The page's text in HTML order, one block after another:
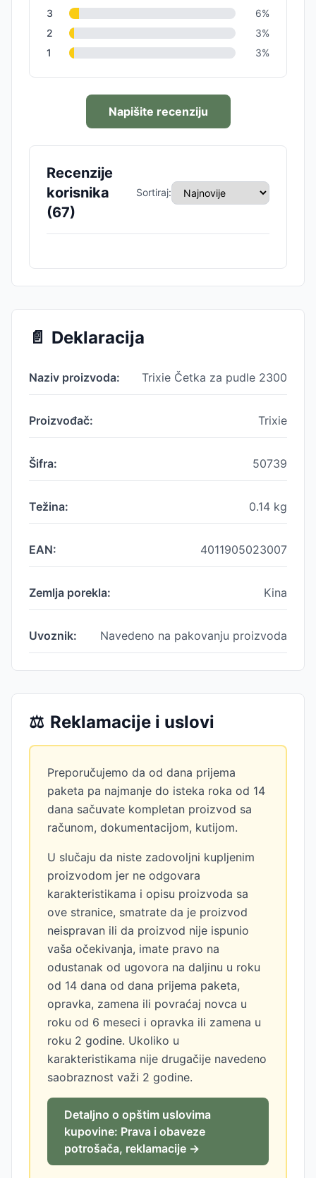
3
6%
2
3%
1
3%
Napišite recenziju
Recenzije
korisnika
(67)
Sortiraj:
📄 Deklaracija
Naziv proizvoda: Trixie Četka za pudle 2300
Proizvođač: Trixie
Šifra: 50739
Težina: 0.14 kg
EAN: 4011905023007
Zemlja porekla: Kina
Uvoznik: Navedeno na pakovanju proizvoda
⚖️ Reklamacije i uslovi
Preporučujemo da od dana prijema
paketa pa najmanje do isteka roka od 14
dana sačuvate kompletan proizvod sa
računom, dokumentacijom, kutijom.
U slučaju da niste zadovoljni kupljenim
proizvodom jer ne odgovara
karakteristikama i opisu proizvoda sa
ove stranice, smatrate da je proizvod
neispravan ili da proizvod nije ispunio
vaša očekivanja, imate pravo na
odustanak od ugovora na daljinu u roku
od 14 dana od dana prijema paketa,
opravka, zamena ili povraćaj novca u
roku od 6 meseci i opravka ili zamena u
roku 2 godine. Ukoliko u
karakteristikama nije drugačije navedeno
saobraznost važi 2 godine.
Detaljno o opštim uslovima
kupovine: Prava i obaveze
potrošača, reklamacije →